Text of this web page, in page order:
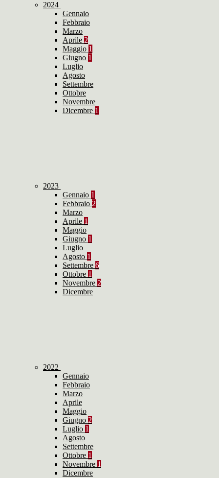
2024
Gennaio
Febbraio
Marzo
Aprile 2
Maggio 1
Giugno 1
Luglio
Agosto
Settembre
Ottobre
Novembre
Dicembre 1
2023
Gennaio 1
Febbraio 2
Marzo
Aprile 1
Maggio
Giugno 1
Luglio
Agosto 1
Settembre 6
Ottobre 1
Novembre 2
Dicembre
2022
Gennaio
Febbraio
Marzo
Aprile
Maggio
Giugno 2
Luglio 1
Agosto
Settembre
Ottobre 1
Novembre 1
Dicembre